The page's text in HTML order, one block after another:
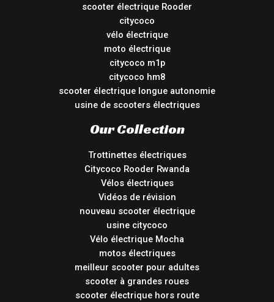
scooter électrique Rooder
citycoco
vélo électrique
moto électrique
citycoco m1p
citycoco hm8
scooter électrique longue autonomie
usine de scooters électriques
Our Collection
Trottinettes électriques
Citycoco Rooder Rwanda
Vélos électriques
Vidéos de révision
nouveau scooter électrique
usine citycoco
Vélo électrique Mocha
motos électriques
meilleur scooter pour adultes
scooter à grandes roues
scooter électrique hors route